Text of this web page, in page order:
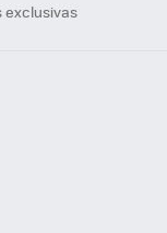
exclusivas